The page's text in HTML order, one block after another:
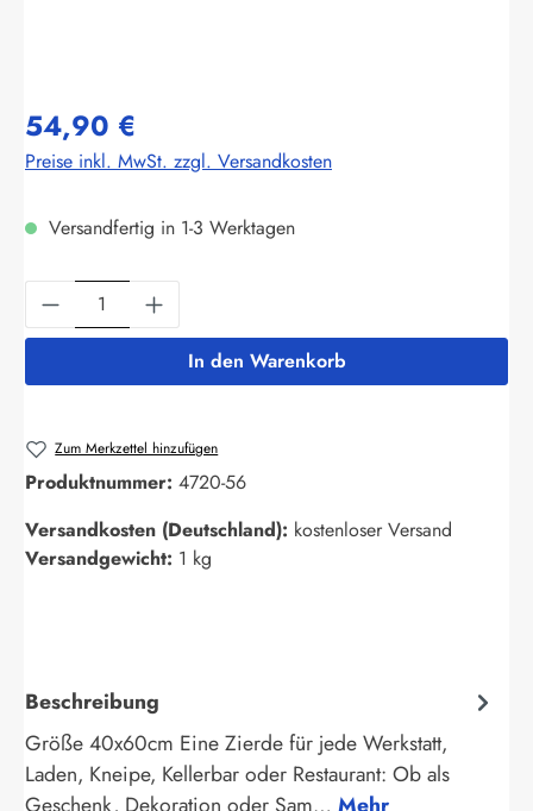
54,90 €
Preise inkl. MwSt. zzgl. Versandkosten
Versandfertig in 1-3 Werktagen
Produkt Anzahl: Gib den gewünschten
In den Warenkorb
Zum Merkzettel hinzufügen
Produktnummer: 4720-56
Versandkosten (Deutschland): kostenloser Versand
Versandgewicht: 1 kg
Beschreibung
Größe 40x60cm Eine Zierde für jede Werkstatt,
Laden, Kneipe, Kellerbar oder Restaurant: Ob als